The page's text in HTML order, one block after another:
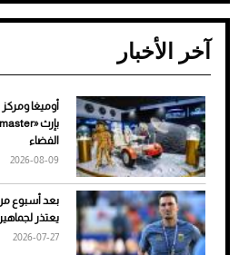
ضعف تبريد مكيف السيارة
الأسباب والحلول
آخر الأخبار
أوميغا
الفضاء
2026-08-09
بعد أسبوع
يعتذر
2026-07-27